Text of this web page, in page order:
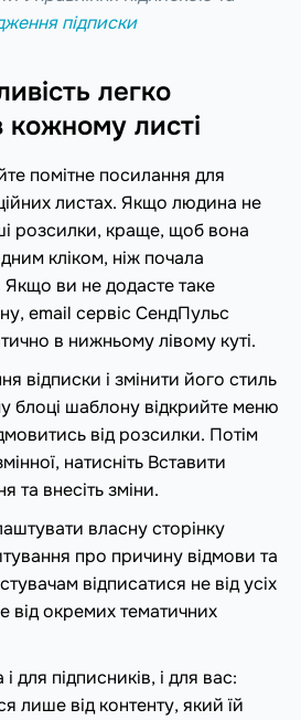
підписки
легко
кожному листі
помітне посилання для
листах. Якщо людина не
розсилки, краще, щоб вона
кліком, ніж почала
ви не додасте таке
email сервіс СендПульс
в нижньому лівому куті.
відписки і змінити його стиль
блоці шаблону відкрийте меню
від розсилки. Потім
натисніть Вставити
та внесіть зміни.
власну сторінку
про причину відмови та
відписатися не від усіх
від окремих тематичних
для підписників, і для вас:
лише від контенту, який їй